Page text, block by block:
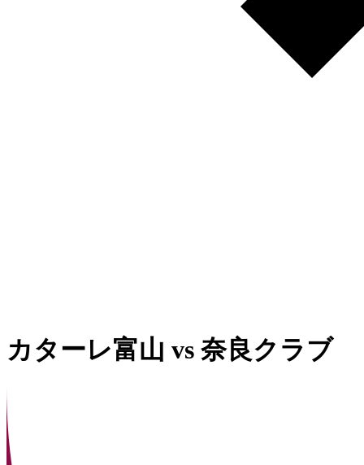
カターレ富山 vs 奈良クラブ